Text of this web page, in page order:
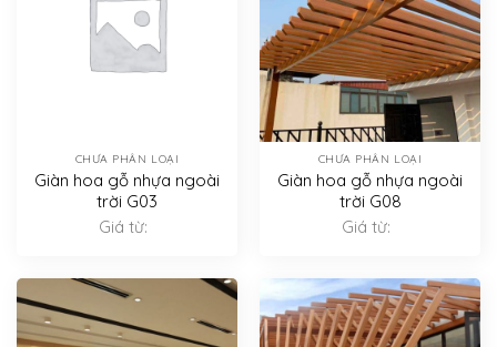
CHƯA PHÂN LOẠI
Giàn hoa gỗ nhựa ngoài
trời G03
Giá từ:
CHƯA PHÂN LOẠI
Giàn hoa gỗ nhựa ngoài
trời G08
Giá từ: